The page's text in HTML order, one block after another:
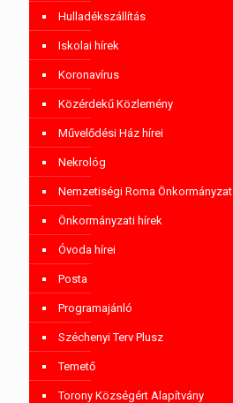
Hulladékszállítás
Iskolai hírek
Koronavírus
Közérdekű Közlemény
Művelődési Ház hírei
Nekrológ
Nemzetiségi Roma Önkormányzat
Önkormányzati hírek
Óvoda hírei
Posta
Programajánló
Széchenyi Terv Plusz
Temető
Torony Községért Alapítvány